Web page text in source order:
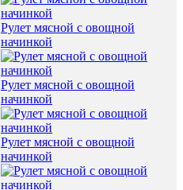
Рулет мясной с овощной
начинкой
Рулет мясной с овощной
начинкой
Рулет мясной с овощной
начинкой